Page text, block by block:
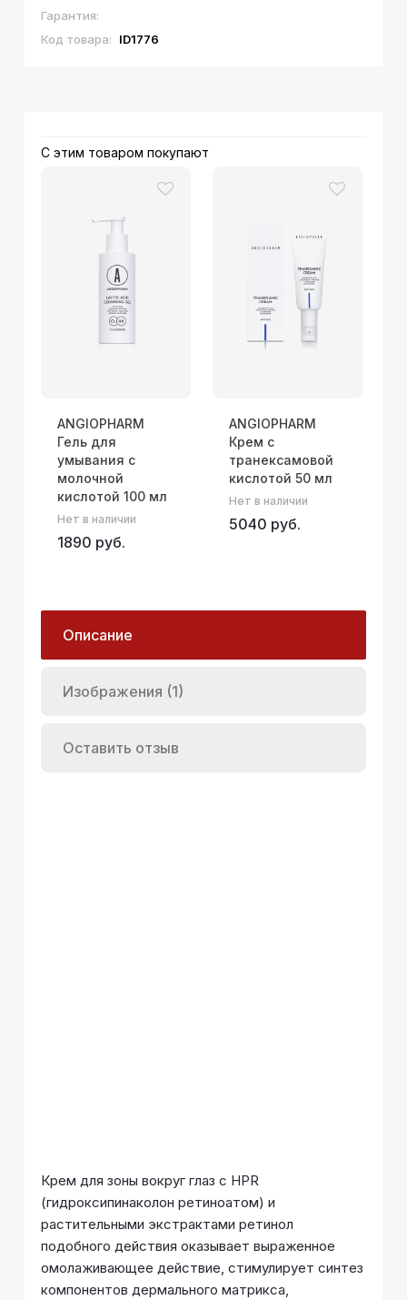
компонентов дермального матрикса,
Гарантия:
Код товара:
ID1776
С этим товаром покупают
ANGIOPHARM
Гель для
умывания с
молочной
кислотой 100 мл
Нет в наличии
1890 руб.
ANGIOPHARM
Крем с
транексамовой
кислотой 50 мл
Нет в наличии
5040 руб.
Описание
Изображения (1)
Оставить отзыв
Крем для зоны вокруг глаз с HPR
(гидроксипинаколон ретиноатом) и
растительными экстрактами ретинол
подобного действия оказывает выраженное
омолаживающее действие, стимулирует синтез
компонентов дермального матрикса,